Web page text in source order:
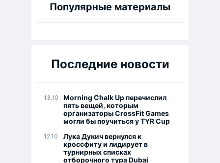
Популярные материалы
Последние новости
13.10
Morning Chalk Up перечислил
пять вещей, которым
организаторы CrossFit Games
могли бы поучиться у TYR Cup
12.10
Лука Дукич вернулся к
кроссфиту и лидирует в
турнирных списках
отборочного тура Dubai